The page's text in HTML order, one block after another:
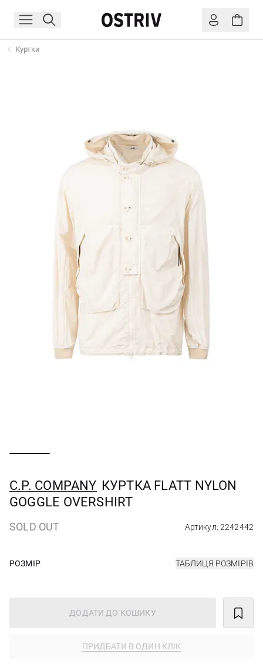
Куртки
C.P. COMPANY КУРТКА FLATT NYLON
GOGGLE OVERSHIRT
SOLD OUT Артикул: 2242442
РОЗМІР ТАБЛИЦЯ РОЗМІРІВ
ДОДАТИ ДО КОШИКУ
ПРИДБАТИ В ОДИН КЛІК